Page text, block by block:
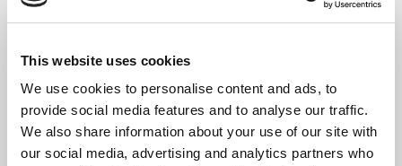
This website uses cookies
We use cookies to personalise content and ads, to
provide social media features and to analyse our traffic.
We also share information about your use of our site with
our social media, advertising and analytics partners who
de care. Elle revendique également la
salaire égal comme levier central de
prévention du burn-out et de partage plus
équitable du travail non rémunéré.
Au-delà du monde du travail, la JIF affirme